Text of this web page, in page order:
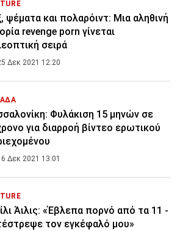
ψέματα και πολαρόιντ: Μια αληθινή
revenge porn γίνεται
σειρά
Δεκ 2021 12:20
Φυλάκιση 15 μηνών σε
για διαρροή βίντεο ερωτικού
Δεκ 2021 13:01
Άιλις: «Έβλεπα πορνό από τα 11 -
τον εγκέφαλό μου»